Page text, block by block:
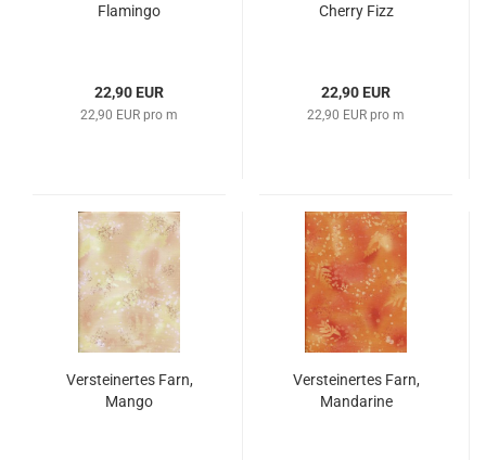
Flamingo
22,90 EUR
22,90 EUR pro m
Cherry Fizz
22,90 EUR
22,90 EUR pro m
Versteinertes Farn,
Mango
Versteinertes Farn,
Mandarine